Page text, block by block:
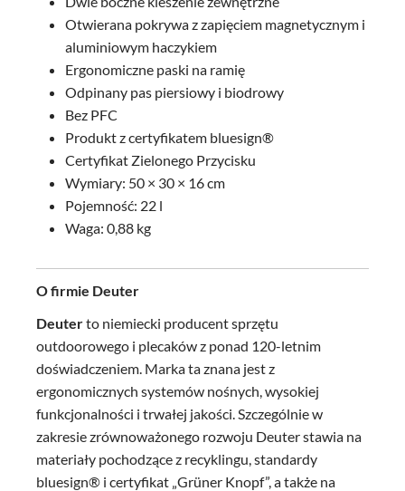
Otwierana pokrywa z zapięciem magnetycznym i
aluminiowym haczykiem
Ergonomiczne paski na ramię
Odpinany pas piersiowy i biodrowy
Bez PFC
Produkt z certyfikatem bluesign®
Certyfikat Zielonego Przycisku
Wymiary: 50 × 30 × 16 cm
Pojemność: 22 l
Waga: 0,88 kg
O firmie Deuter
Deuterto niemiecki producent sprzętu
outdoorowego i plecaków z ponad 120-letnim
doświadczeniem. Marka ta znana jest z
ergonomicznych systemów nośnych, wysokiej
funkcjonalności i trwałej jakości. Szczególnie w
zakresie zrównoważonego rozwoju Deuter stawia na
materiały pochodzące z recyklingu, standardy
bluesign® i certyfikat „Grüner Knopf”, a także na